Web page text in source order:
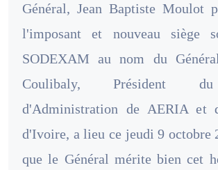
Général, Jean Baptiste Moulot
l'imposant et nouveau siège
SODEXAM au nom du
Coulibaly, Président
d'Administration de AERIA et
d'Ivoire, a lieu ce jeudi 9 octobre
que le Général mérite bien cet